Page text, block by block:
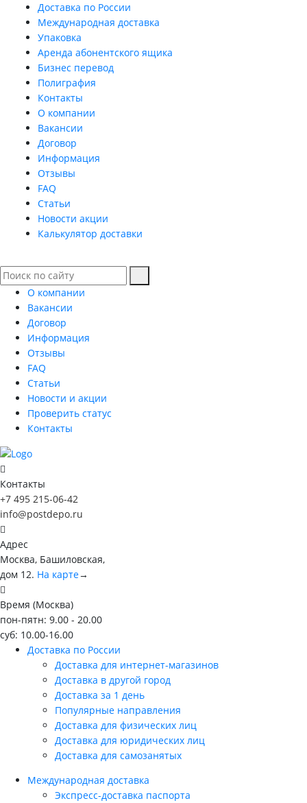
Доставка по России
Международная доставка
Упаковка
Аренда абонентского ящика
Бизнес перевод
Полиграфия
Контакты
О компании
Вакансии
Договор
Информация
Отзывы
FAQ
Статьи
Новости акции
Калькулятор доставки
О компании
Вакансии
Договор
Информация
Отзывы
FAQ
Статьи
Новости и акции
Проверить статус
Контакты
Контакты
+7 495 215-06-42
info@postdepo.ru
Адрес
Москва, Башиловская,
дом 12. На карте→
Время (Москва)
пон-пятн: 9.00 - 20.00
суб: 10.00-16.00
Доставка по России
Доставка для интернет-магазинов
Доставка в другой город
Доставка за 1 день
Популярные направления
Доставка для физических лиц
Доставка для юридических лиц
Доставка для самозанятых
Международная доставка
Экспресс-доставка паспорта